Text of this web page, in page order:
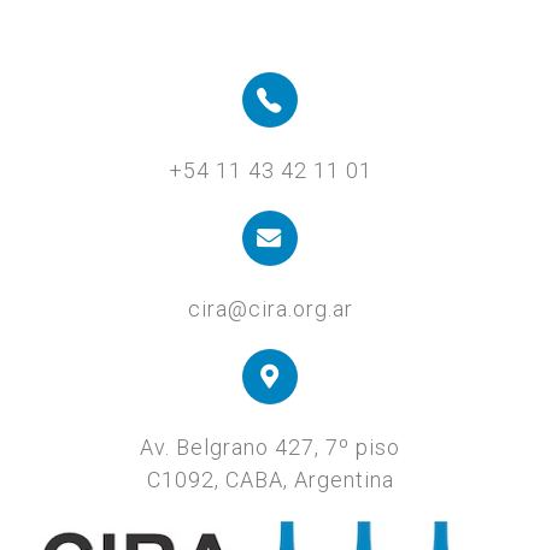
+54 11 43 42 11 01
cira@cira.org.ar
Av. Belgrano 427, 7º piso
C1092, CABA, Argentina